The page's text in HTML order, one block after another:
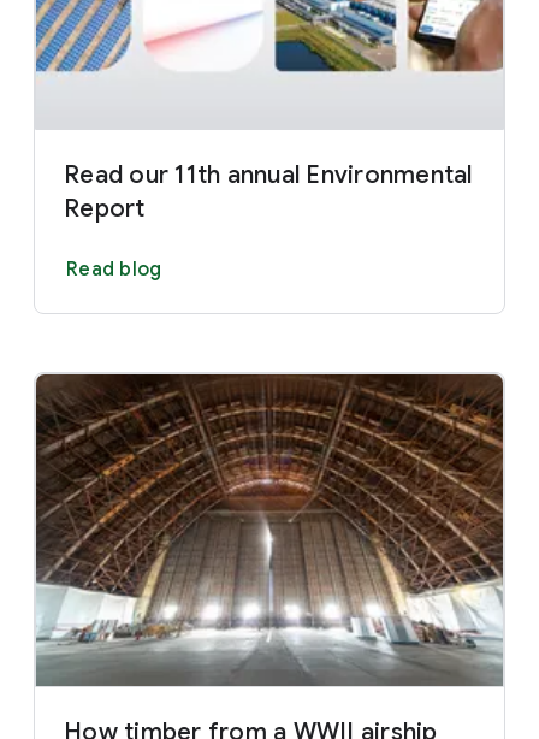
Read our 11th annual Environmental
Report
Read blog
How timber from a WWII airship